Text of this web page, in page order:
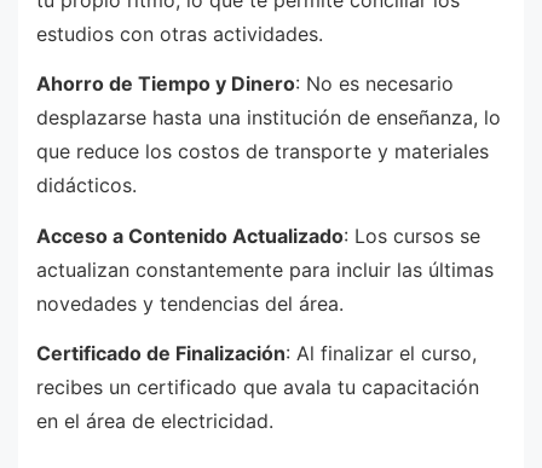
estudios con otras actividades.
Ahorro de Tiempo y Dinero: No es necesario
desplazarse hasta una institución de enseñanza, lo
que reduce los costos de transporte y materiales
didácticos.
Acceso a Contenido Actualizado: Los cursos se
actualizan constantemente para incluir las últimas
novedades y tendencias del área.
Certificado de Finalización: Al finalizar el curso,
recibes un certificado que avala tu capacitación
en el área de electricidad.